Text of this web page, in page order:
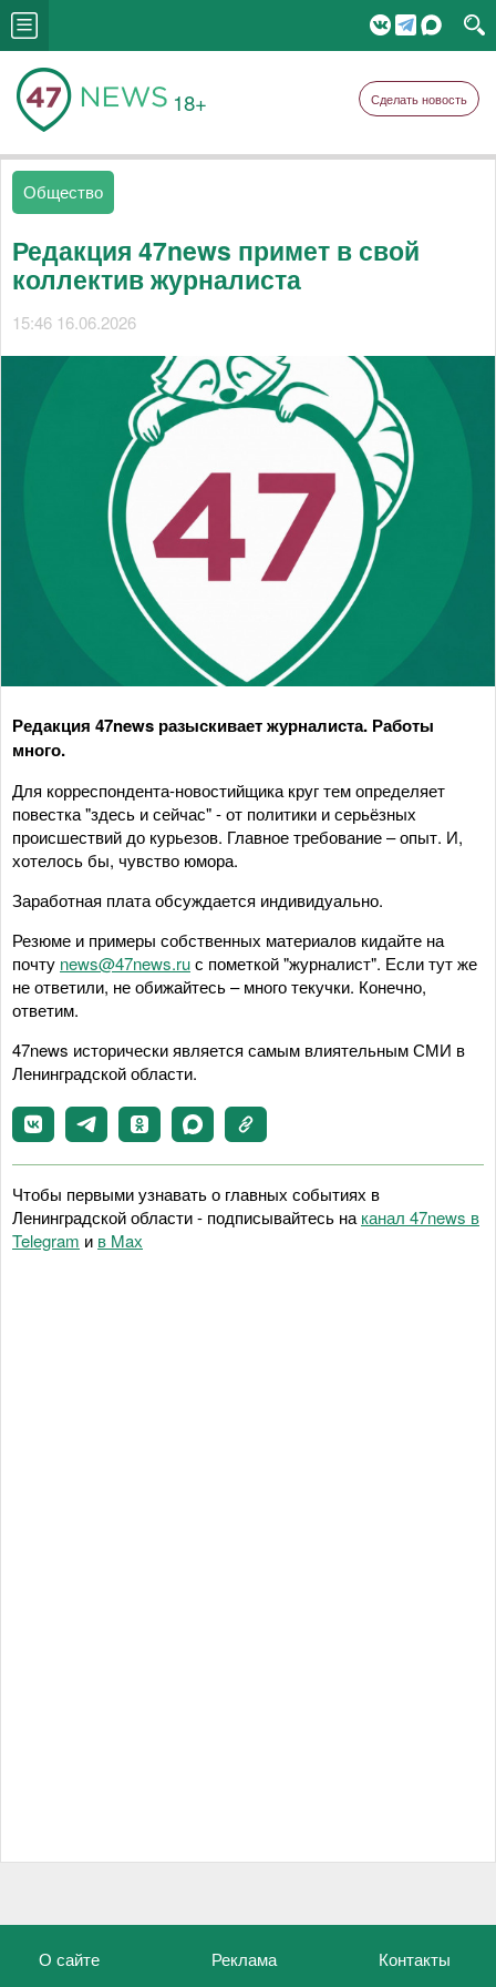
18+ Сделать новость
Общество
Редакция 47news примет в свой
коллектив журналиста
15:46 16.06.2026
Редакция 47news разыскивает журналиста. Работы
много.
Для корреспондента-новостийщика круг тем определяет
повестка "здесь и сейчас" - от политики и серьёзных
происшествий до курьезов. Главное требование – опыт. И,
хотелось бы, чувство юмора.
Заработная плата обсуждается индивидуально.
Резюме и примеры собственных материалов кидайте на
почту news@47news.ruс пометкой "журналист". Если тут же
не ответили, не обижайтесь – много текучки. Конечно,
ответим.
47news исторически является самым влиятельным СМИ в
Ленинградской области.
Чтобы первыми узнавать о главных событиях в
Ленинградской области - подписывайтесь на канал 47news в
Telegram и в Maх
О сайте Реклама Контакты